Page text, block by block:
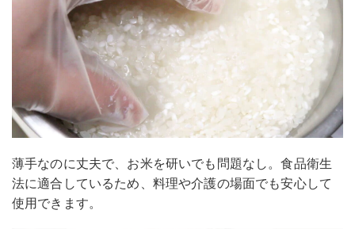
薄手なのに丈夫で、お米を研いでも問題なし。食品衛生
法に適合しているため、料理や介護の場面でも安心して
使用できます。